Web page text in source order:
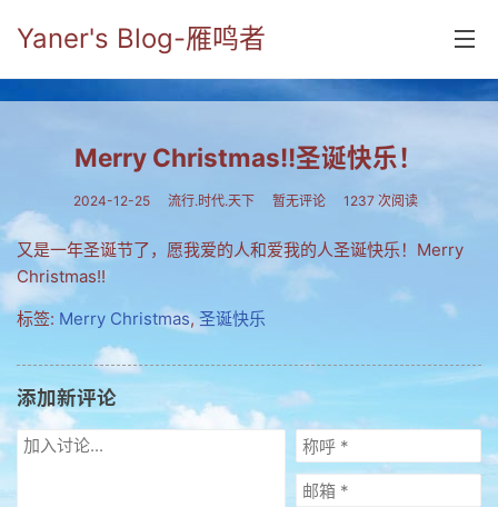
Yaner's Blog-雁鸣者
分类
毕业留言册
流年
流行.时代.天下
Merry Christmas!!圣诞快乐！
2024-12-25 流行.时代.天下 暂无评论 1237 次阅读
又是一年圣诞节了，愿我爱的人和爱我的人圣诞快乐！Merry
Christmas!!
标签: Merry Christmas,圣诞快乐
添加新评论